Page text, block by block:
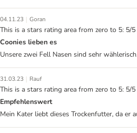
04.11.23 | Goran
This is a stars rating area from zero to 5: 5/5
Coonies lieben es
Unsere zwei Fell Nasen sind sehr
31.03.23 | Rauf
This is a stars rating area from zero to 5: 5/5
Empfehlenswert
Mein Kater liebt dieses Trockenfutter, da er